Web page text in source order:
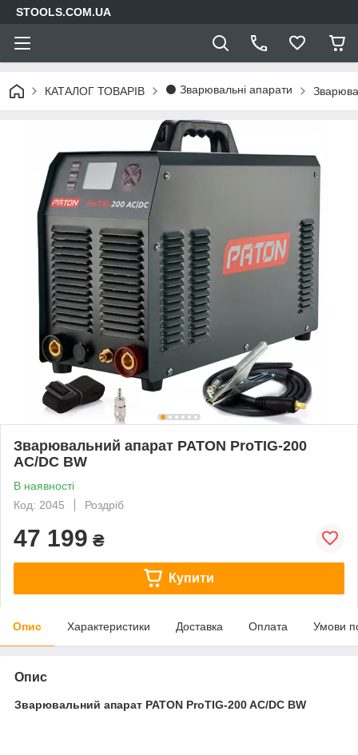
STOOLS.COM.UA
КАТАЛОГ ТОВАРІВ ⚫ Зварювальні апарати
Зварювальний апарат PATON ProTIG-200
AC/DC BW
В наявності
Код: 2045
Роздріб
47 199 ₴
Купити
Опис Характеристики Доставка Оплата Умови
Опис
Зварювальний апарат PATON ProTIG-200 AC/DC BW